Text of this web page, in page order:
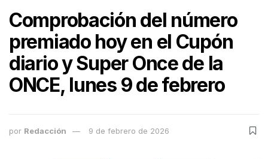
Comprobación del número
premiado hoy en el Cupón
diario y Super Once de la
ONCE, lunes 9 de febrero
por Redacción 9 de febrero de 2026